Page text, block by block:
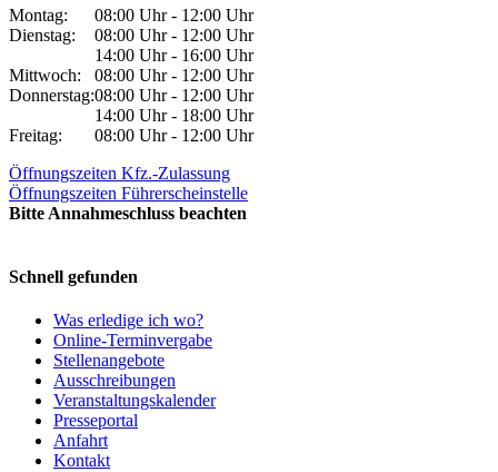
Montag:
08:00 Uhr - 12:00 Uhr
Dienstag:
08:00 Uhr - 12:00 Uhr
14:00 Uhr - 16:00 Uhr
Mittwoch:
08:00 Uhr - 12:00 Uhr
Donnerstag:08:00 Uhr - 12:00 Uhr
14:00 Uhr - 18:00 Uhr
Freitag:
08:00 Uhr - 12:00 Uhr
Öffnungszeiten Kfz.-Zulassung
Öffnungszeiten Führerscheinstelle
Bitte Annahmeschluss beachten
Schnell gefunden
Was erledige ich wo?
Online-Terminvergabe
Stellenangebote
Ausschreibungen
Veranstaltungskalender
Presseportal
Anfahrt
Kontakt